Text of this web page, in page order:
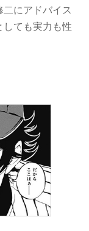
にアドバイス
しても実力も性